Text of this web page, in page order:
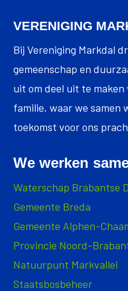
VERENIGING
Bij Vereniging Markdal
gemeenschap en
uit om deel uit te maken
familie, waar we samen
toekomst voor ons
We werken
Waterschap Brabantse
Gemeente Breda
Gemeente Alphen-
Provincie Noord-
Natuurpunt Markvallei
Staatsbosbeheer